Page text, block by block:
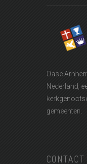
Oase
Nederland ,
gemeenten.
CONTACT